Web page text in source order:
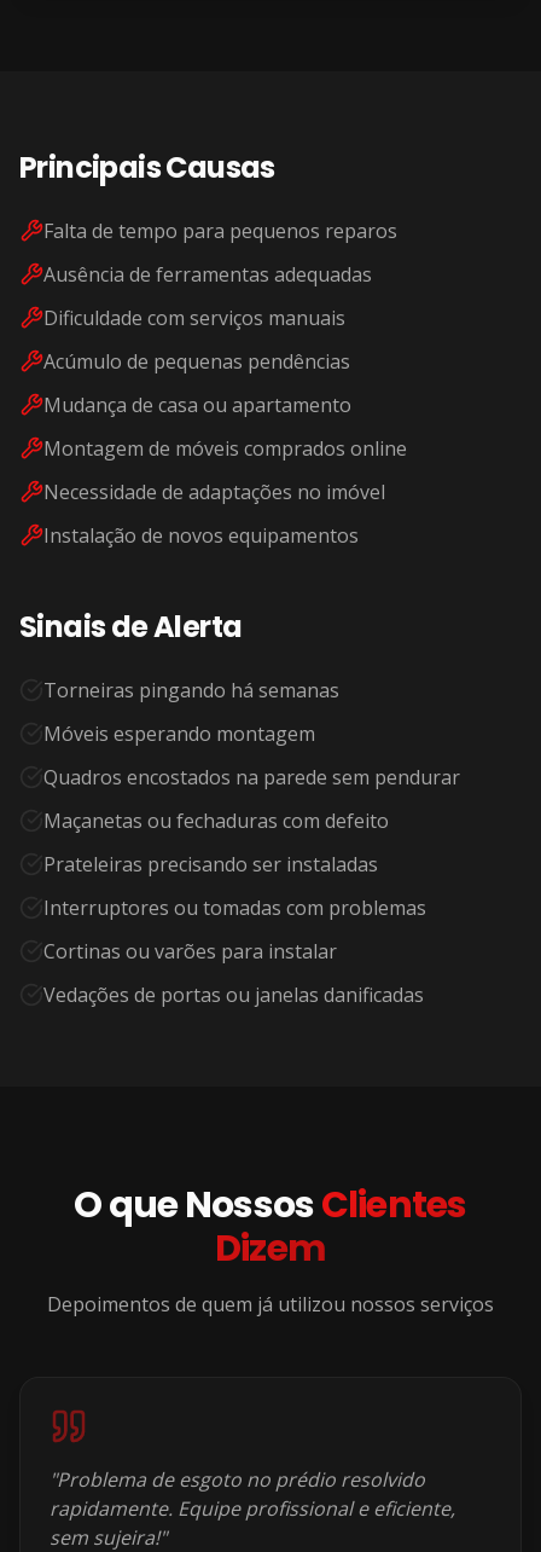
Principais Causas
Falta de tempo para pequenos reparos
Ausência de ferramentas adequadas
Dificuldade com serviços manuais
Acúmulo de pequenas pendências
Mudança de casa ou apartamento
Montagem de móveis comprados online
Necessidade de adaptações no imóvel
Instalação de novos equipamentos
Sinais de Alerta
Torneiras pingando há semanas
Móveis esperando montagem
Quadros encostados na parede sem pendurar
Maçanetas ou fechaduras com defeito
Prateleiras precisando ser instaladas
Interruptores ou tomadas com problemas
Cortinas ou varões para instalar
Vedações de portas ou janelas danificadas
O que NossosClientes
Dizem
Depoimentos de quem já utilizou nossos serviços
"Problema de esgoto no prédio resolvido
rapidamente. Equipe profissional e eficiente,
sem sujeira!"